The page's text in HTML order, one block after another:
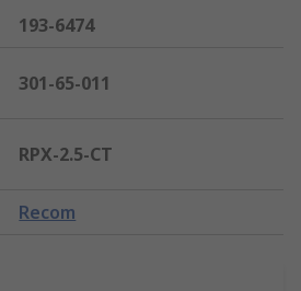
193-6474
301-65-011
RPX-2.5-CT
Recom